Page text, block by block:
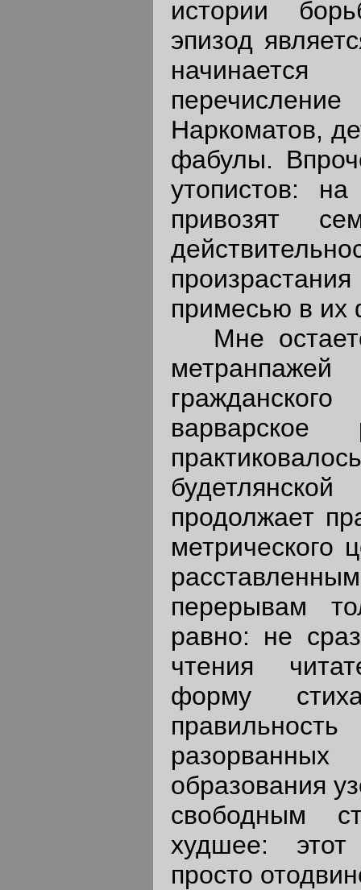
истории
эпизод
Наркоматов,
фабулы.
утопистов:
привозят
примесью в их
Мне
варварское
продолжает
метрического
перерывам
равно: не
чтения
форму
образования
свободным
худшее:
просто